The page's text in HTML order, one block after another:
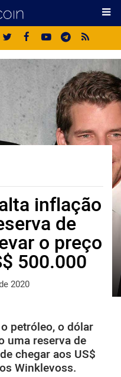
inflação
de
o preço
500.000
2020
petróleo, o dólar
uma reserva de
chegar aos US$
Winklevoss.